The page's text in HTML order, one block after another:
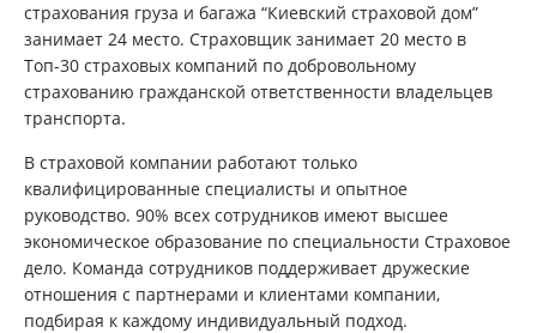
страхования груза и багажа “Киевский страховой дом”
занимает 24 место. Страховщик занимает 20 место в
Топ-30 страховых компаний по добровольному
страхованию гражданской ответственности владельцев
транспорта.
В страховой компании работают только
квалифицированные специалисты и опытное
руководство. 90% всех сотрудников имеют высшее
экономическое образование по специальности Страховое
дело. Команда сотрудников поддерживает дружеские
отношения с партнерами и клиентами компании,
подбирая к каждому индивидуальный подход.